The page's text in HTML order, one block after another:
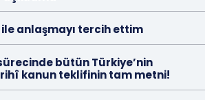
anlaşmayı tercih ettim
bütün Türkiye’nin
kanun teklifinin tam metni!